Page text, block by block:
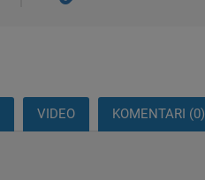
VIDEO KOMENTARI (0)